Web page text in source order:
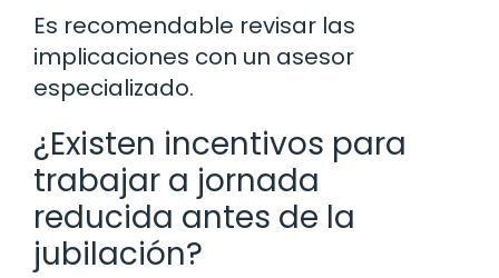
Es recomendable revisar las
implicaciones con un asesor
especializado.
¿Existen incentivos para
trabajar a jornada
reducida antes de la
jubilación?